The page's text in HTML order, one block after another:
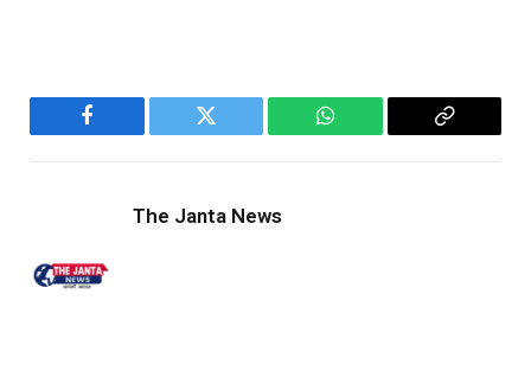
Facebook Twitter WhatsApp
Copy
The Janta News